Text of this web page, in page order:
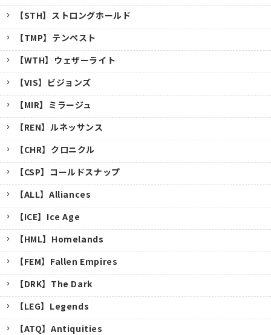
【STH】ストロングホールド
【TMP】テンペスト
【WTH】ウェザーライト
【VIS】ビジョンズ
【MIR】ミラージュ
【REN】ルネッサンス
【CHR】クロニクル
【CSP】コールドスナップ
【ALL】Alliances
【ICE】Ice Age
【HML】Homelands
【FEM】Fallen Empires
【DRK】The Dark
【LEG】Legends
【ATQ】Antiquities